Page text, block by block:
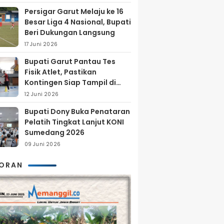
Persigar Garut Melaju ke 16
Besar Liga 4 Nasional, Bupati
Beri Dukungan Langsung
17 Juni 2026
Bupati Garut Pantau Tes
Fisik Atlet, Pastikan
Kontingen Siap Tampil di
Porprov 2026
12 Juni 2026
Bupati Dony Buka Penataran
Pelatih Tingkat Lanjut KONI
Sumedang 2026
09 Juni 2026